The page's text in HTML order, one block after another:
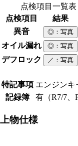
点検項目一覧表
点検項目
結果
異音
◎ ：写真
オイル漏れ ◎ ：写真
デフロック ／ ：写真
特記事項 エンジンキ
記録簿
有（R7/7、
上物仕様